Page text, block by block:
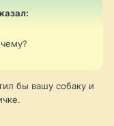
бы вашу собаку и